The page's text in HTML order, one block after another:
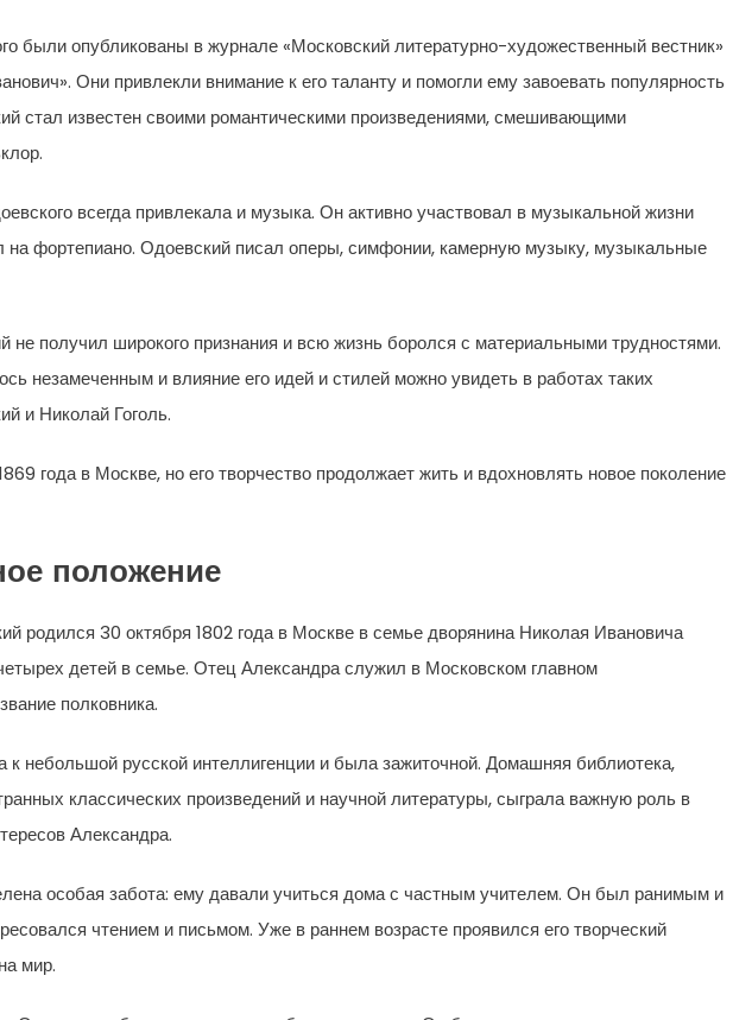
были опубликованы в журнале «Московский литературно-художественный вестник»
Они привлекли внимание к его таланту и помогли ему завоевать популярность
стал известен своими романтическими произведениями, смешивающими
всегда привлекала и музыка. Он активно участвовал в музыкальной жизни
на фортепиано. Одоевский писал оперы, симфонии, камерную музыку, музыкальные
не получил широкого признания и всю жизнь боролся с материальными трудностями.
незамеченным и влияние его идей и стилей можно увидеть в работах таких
и Николай Гоголь.
года в Москве, но его творчество продолжает жить и вдохновлять новое поколение
положение
родился 30 октября 1802 года в Москве в семье дворянина Николая Ивановича
детей в семье. Отец Александра служил в Московском главном
полковника.
небольшой русской интеллигенции и была зажиточной. Домашняя библиотека,
классических произведений и научной литературы, сыграла важную роль в
Александра.
особая забота: ему давали учиться дома с частным учителем. Он был ранимым и
чтением и письмом. Уже в раннем возрасте проявился его творческий
мир.